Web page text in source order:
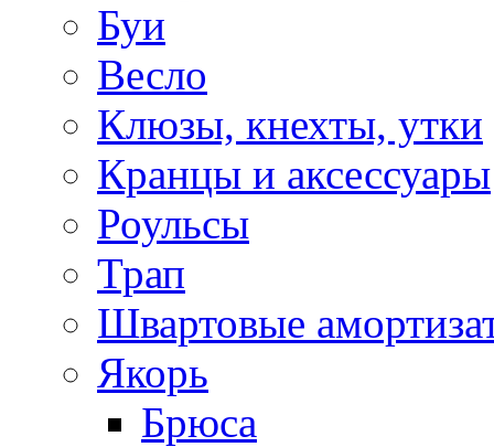
Буи
Весло
Клюзы, кнехты, утки
Кранцы и аксессуары
Роульсы
Трап
Швартовые
Якорь
Брюса